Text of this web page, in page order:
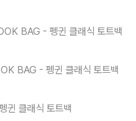
BAG - 펭귄 클래식 토트백
BAG - 펭귄 클래식 토트백
클래식 토트백